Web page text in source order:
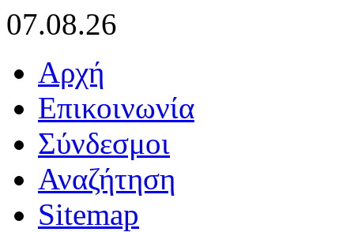
07.08.26
Αρχή
Επικοινωνία
Σύνδεσμοι
Αναζήτηση
Sitemap